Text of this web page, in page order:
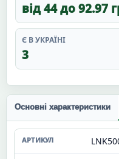
від 44 до 92.97
Є В УКРАЇНІ
3
Основні характеристики